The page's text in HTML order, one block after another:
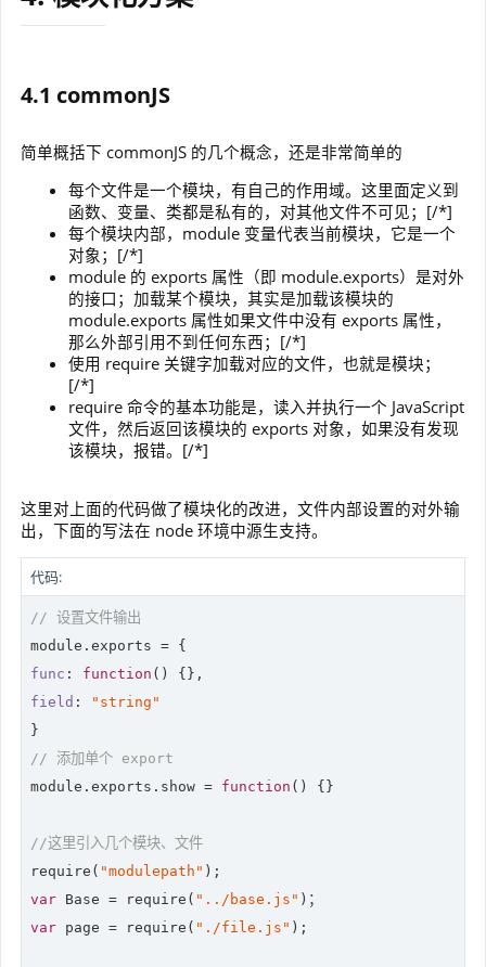
4.1 commonJS
简单概括下 commonJS 的几个概念，还是非常简单的
每个文件是一个模块，有自己的作用域。这里面定义到
函数、变量、类都是私有的，对其他文件不可见；[/*]
每个模块内部，module 变量代表当前模块，它是一个
对象；[/*]
module 的 exports 属性（即 module.exports）是对外
的接口；加载某个模块，其实是加载该模块的
module.exports 属性如果文件中没有 exports 属性，
那么外部引用不到任何东西；[/*]
使用 require 关键字加载对应的文件，也就是模块；
[/*]
require 命令的基本功能是，读入并执行一个 JavaScript
文件，然后返回该模块的 exports 对象，如果没有发现
该模块，报错。[/*]
这里对上面的代码做了模块化的改进，文件内部设置的对外输
出，下面的写法在 node 环境中源生支持。
代码:
// 设置文件输出
module
func : function ( )
field :
"string"
// 添加单个 export
module .exports.show = function ( ) {}
//这里引入几个模块、文件
require ( "modulepath"
var Base = require ( "../base.js"
var page = require ( "./file.js" );